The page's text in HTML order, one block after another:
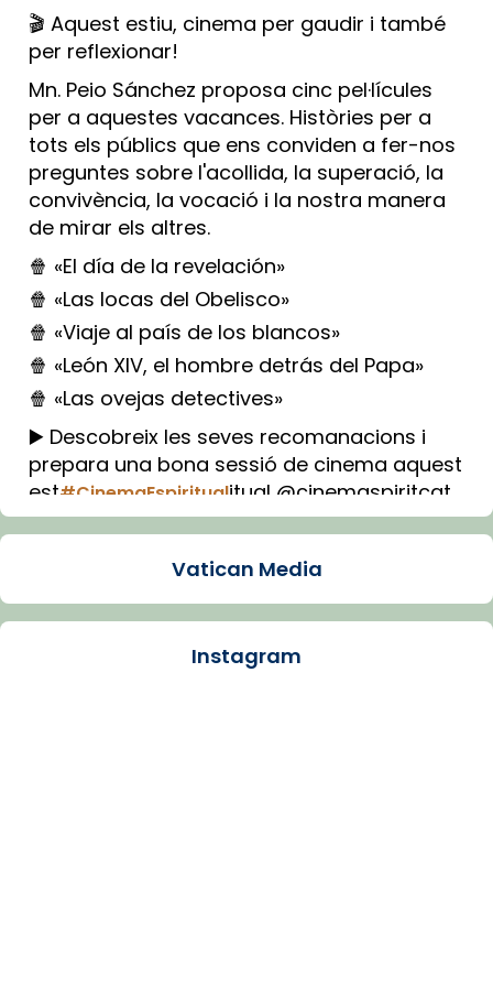
🎬 Aquest estiu, cinema per gaudir i també
per reflexionar!
Mn. Peio Sánchez proposa cinc pel·lícules
per a aquestes vacances. Històries per a
tots els públics que ens conviden a fer-nos
preguntes sobre l'acollida, la superació, la
convivència, la vocació i la nostra manera
de mirar els altres.
🍿 «El día de la revelación»
🍿 «Las locas del Obelisco»
🍿 «Viaje al país de los blancos»
🍿 «León XIV, el hombre detrás del Papa»
🍿 «Las ovejas detectives»
▶️ Descobreix les seves recomanacions i
prepara una bona sessió de cinema aquest
est#CinemaEspiritualitual @cinemaspiritcat
Imatge: Generada amb IA (OpenAI)
View on Facebook · Share
Arquebisbat de Barcelona
Vatican Media
Instagram